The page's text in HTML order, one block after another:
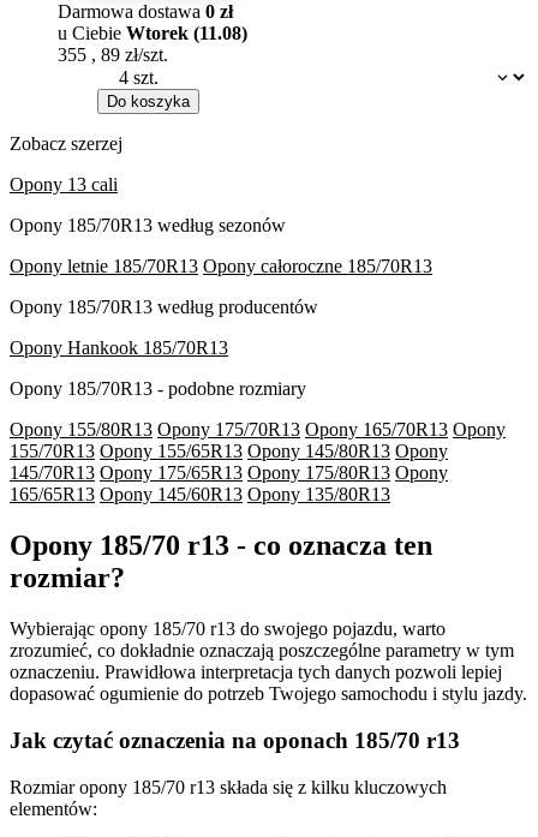
Dostępność:
Darmowa dostawa 0 zł
u Ciebie Wtorek (11.08)
355 , 89 zł/szt.
Do koszyka
Zobacz szerzej
Opony 13 cali
Opony 185/70R13 według sezonów
Opony letnie 185/70R13 Opony całoroczne 185/70R13
Opony 185/70R13 według producentów
Opony Hankook 185/70R13
Opony 185/70R13 - podobne rozmiary
Opony 155/80R13 Opony 175/70R13 Opony 165/70R13 Opony
155/70R13 Opony 155/65R13 Opony 145/80R13 Opony
145/70R13 Opony 175/65R13 Opony 175/80R13 Opony
165/65R13 Opony 145/60R13 Opony 135/80R13
Opony 185/70 r13 - co oznacza ten
rozmiar?
Wybierając opony 185/70 r13 do swojego pojazdu, warto
zrozumieć, co dokładnie oznaczają poszczególne parametry w tym
oznaczeniu. Prawidłowa interpretacja tych danych pozwoli lepiej
dopasować ogumienie do potrzeb Twojego samochodu i stylu jazdy.
Jak czytać oznaczenia na oponach 185/70 r13
Rozmiar opony 185/70 r13 składa się z kilku kluczowych
elementów: